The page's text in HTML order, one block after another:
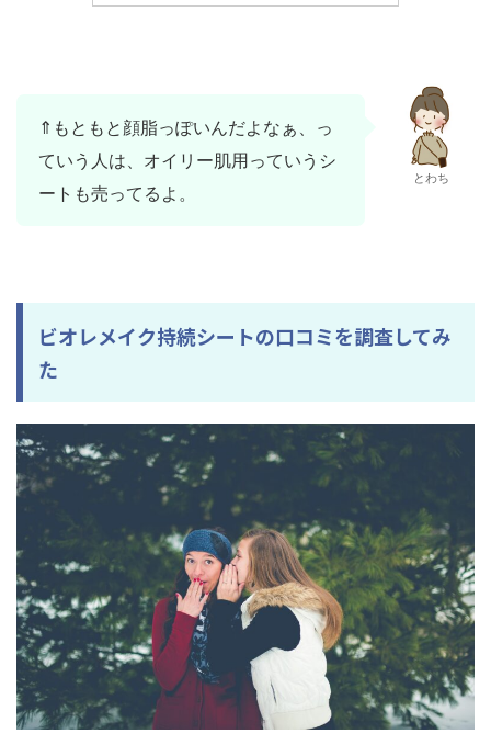
⇑もともと顔脂っぽいんだよなぁ、っ
ていう人は、オイリー肌用っていうシ
ートも売ってるよ。
とわち
ビオレメイク持続シートの口コミを調査してみ
た